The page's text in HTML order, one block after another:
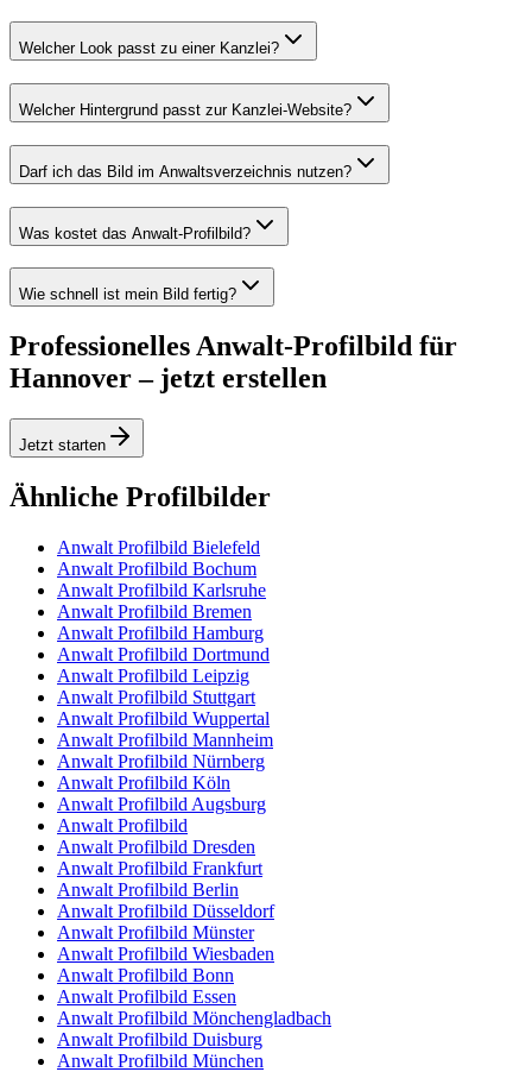
Welcher Look passt zu einer Kanzlei?
Welcher Hintergrund passt zur Kanzlei-Website?
Darf ich das Bild im Anwaltsverzeichnis nutzen?
Was kostet das Anwalt-Profilbild?
Wie schnell ist mein Bild fertig?
Professionelles Anwalt-Profilbild für
Hannover – jetzt erstellen
Jetzt starten
Ähnliche Profilbilder
Anwalt Profilbild Bielefeld
Anwalt Profilbild Bochum
Anwalt Profilbild Karlsruhe
Anwalt Profilbild Bremen
Anwalt Profilbild Hamburg
Anwalt Profilbild Dortmund
Anwalt Profilbild Leipzig
Anwalt Profilbild Stuttgart
Anwalt Profilbild Wuppertal
Anwalt Profilbild Mannheim
Anwalt Profilbild Nürnberg
Anwalt Profilbild Köln
Anwalt Profilbild Augsburg
Anwalt Profilbild
Anwalt Profilbild Dresden
Anwalt Profilbild Frankfurt
Anwalt Profilbild Berlin
Anwalt Profilbild Düsseldorf
Anwalt Profilbild Münster
Anwalt Profilbild Wiesbaden
Anwalt Profilbild Bonn
Anwalt Profilbild Essen
Anwalt Profilbild Mönchengladbach
Anwalt Profilbild Duisburg
Anwalt Profilbild München